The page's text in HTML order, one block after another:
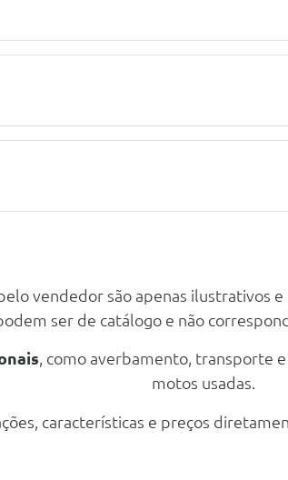
3d Polidas Com Pneus 255/50 R21 113y
vendedor são apenas ilustrativos
ser de catálogo e não
, como averbamento, transporte
motos usadas.
características e preços